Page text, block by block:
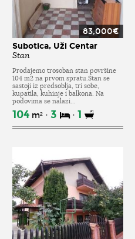
83,000€
Subotica, Uži Centar
Stan
Prodajemo trosoban stan površine
104 m2 na prvom spratu.Stan se
sastoji iz predsoblja, tri sobe,
kupatila, kuhinje i balkona. Na
podovima se nalazi...
104 m² 3 1